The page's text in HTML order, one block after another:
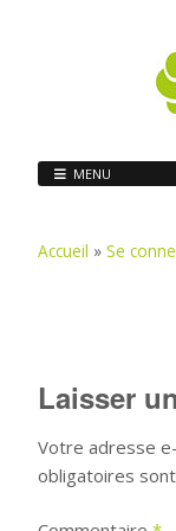
MENU
Accueil » Se
Laisser
Votre adresse
obligatoires